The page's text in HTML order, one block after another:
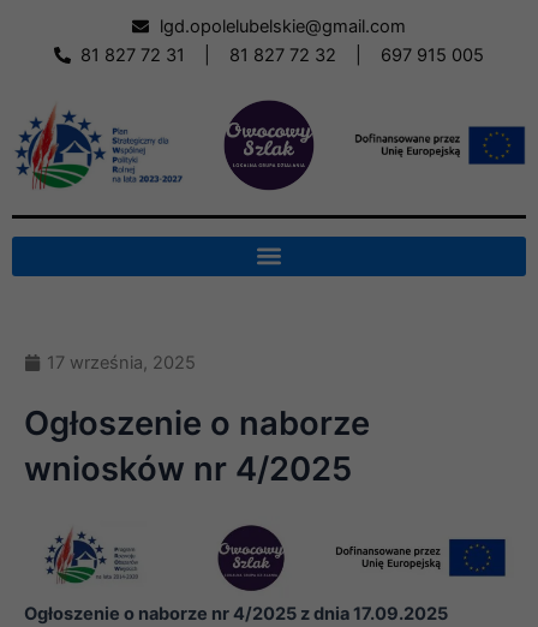
lgd.opolelubelskie@gmail.com
81 827 72 31
81 827 72 32 697 915 005
17 września, 2025
Ogłoszenie o naborze
wniosków nr 4/2025
Ogłoszenie o naborze nr 4/2025 z dnia 17.09.2025